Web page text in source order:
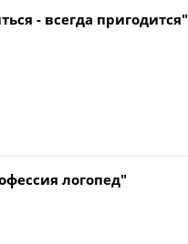
- всегда пригодится"
логопед"